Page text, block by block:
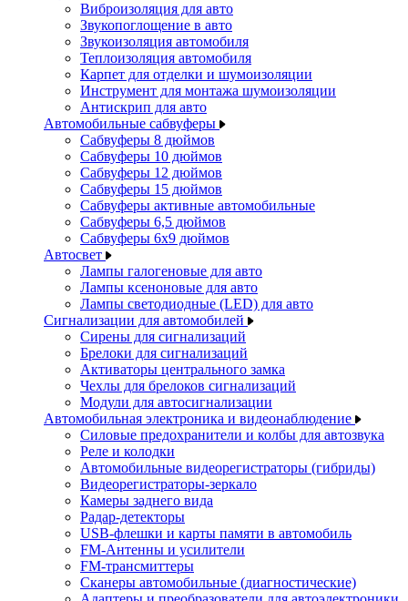
Виброизоляция для авто
Звукопоглощение в авто
Звукоизоляция автомобиля
Теплоизоляция автомобиля
Карпет для отделки и шумоизоляции
Инструмент для монтажа шумоизоляции
Антискрип для авто
Автомобильные сабвуферы
Сабвуферы 8 дюймов
Сабвуферы 10 дюймов
Сабвуферы 12 дюймов
Сабвуферы 15 дюймов
Сабвуферы активные автомобильные
Сабвуферы 6,5 дюймов
Сабвуферы 6x9 дюймов
Автосвет
Лампы галогеновые для авто
Лампы ксеноновые для авто
Лампы светодиодные (LED) для авто
Сигнализации для автомобилей
Сирены для сигнализаций
Брелоки для сигнализаций
Активаторы центрального замка
Чехлы для брелоков сигнализаций
Модули для автосигнализации
Автомобильная электроника и видеонаблюдение
Силовые предохранители и колбы для автозвука
Реле и колодки
Автомобильные видеорегистраторы (гибриды)
Видеорегистраторы-зеркало
Камеры заднего вида
Радар-детекторы
USB-флешки и карты памяти в автомобиль
FM-Антенны и усилители
FM-трансмиттеры
Сканеры автомобильные (диагностические)